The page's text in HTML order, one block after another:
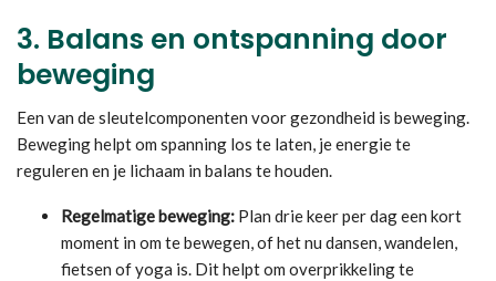
3. Balans en ontspanning door
beweging
Een van de sleutelcomponenten voor gezondheid is beweging.
Beweging helpt om spanning los te laten, je energie te
reguleren en je lichaam in balans te houden.
Regelmatige beweging: Plan drie keer per dag een kort
moment in om te bewegen, of het nu dansen, wandelen,
fietsen of yoga is. Dit helpt om overprikkeling te